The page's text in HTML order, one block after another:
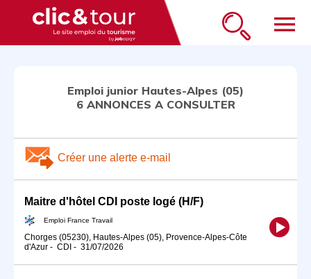
menu
Emploi junior Hautes-Alpes (05)
6 ANNONCES A CONSULTER
Créer une alerte e-mail
Maitre d'hôtel CDI poste logé (H/F)
Emploi France Travail
Chorges (05230), Hautes-Alpes (05), Provence-Alpes-Côte
d'Azur - CDI - 31/07/2026